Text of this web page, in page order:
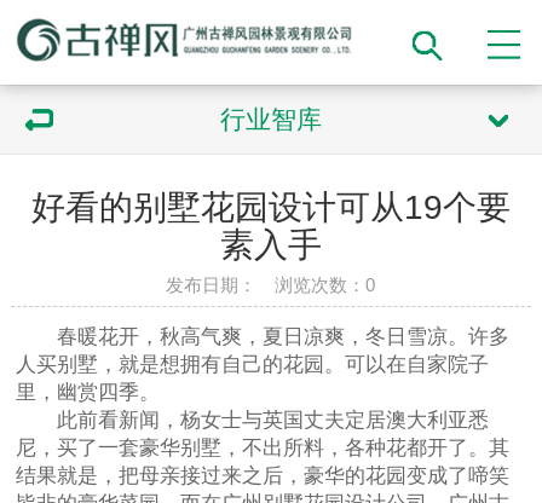
行业智库
好看的别墅花园设计可从19个要
素入手
发布日期： 浏览次数：0
春暖花开，秋高气爽，夏日凉爽，冬日雪凉。许多
人买别墅，就是想拥有自己的花园。可以在自家院子
里，幽赏四季。
此前看新闻，杨女士与英国丈夫定居澳大利亚悉
尼，买了一套豪华别墅，不出所料，各种花都开了。其
结果就是，把母亲接过来之后，豪华的花园变成了啼笑